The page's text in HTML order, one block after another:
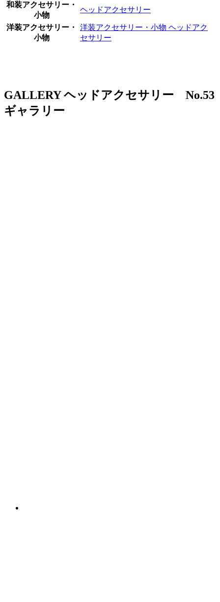
和装アクセサリー・
小物
ヘッドアクセサリー
洋装アクセサリー・
小物
洋装アクセサリー・小物 ヘッドアク
セサリー
GALLERY ヘッドアクセサリー No.53
ギャラリー